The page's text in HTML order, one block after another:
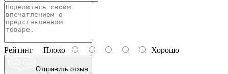
Рейтинг Плохо Хорошо
Отправить отзыв